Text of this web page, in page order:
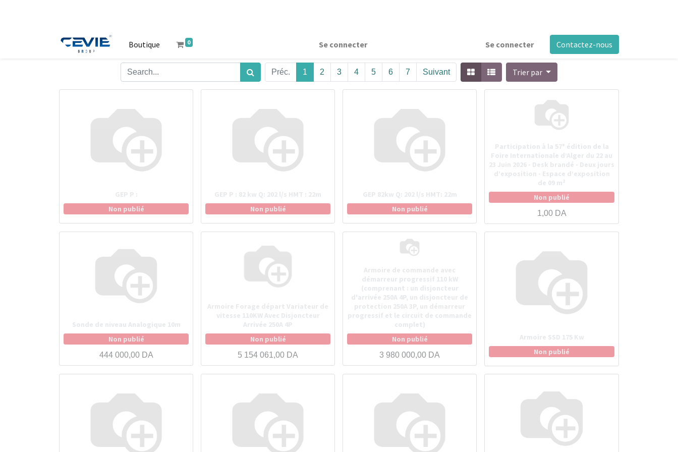
Boutique 0 Se connecter Se connecter Contactez-nous
Préc. 1 2 3 4 5 6 7 Suivant Trier par
GEP P :
Non publié
GEP P : 82 kw Q: 202 l/s HMT : 22m
Non publié
GEP 82kw Q: 202 l/s HMT: 22m
Non publié
Participation à la 57ᵉ édition de la
Foire Internationale d’Alger du 22 au
23 Juin 2026 - Desk brandé - Deux jours
d’exposition - Espace d’exposition
de 09 m²
Non publié
1,00DA
Sonde de niveau Analogique 10m
Non publié
444 000,00DA
Armoire Forage départ Variateur de
vitesse 110KW Avec Disjoncteur
Arrivée 250A 4P
Non publié
5 154 061,00 DA
Armoire de commande avec
démarreur progressif 110 kW
(comprenant : un disjoncteur
d'arrivée 250A 4P, un disjoncteur de
protection 250A 3P, un démarreur
progressif et le circuit de commande
complet)
Non publié
3 980 000,00 DA
Armoire SSD 175 Kw
Non publié